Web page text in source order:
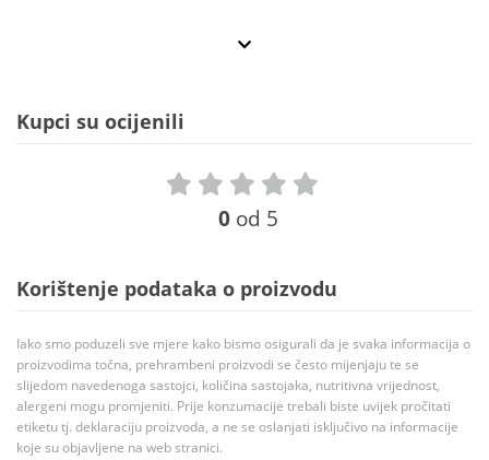
Kupci su ocijenili
0 od 5
Korištenje podataka o proizvodu
Iako smo poduzeli sve mjere kako bismo osigurali da je svaka informacija o
proizvodima točna, prehrambeni proizvodi se često mijenjaju te se
slijedom navedenoga sastojci, količina sastojaka, nutritivna vrijednost,
alergeni mogu promjeniti. Prije konzumacije trebali biste uvijek pročitati
etiketu tj. deklaraciju proizvoda, a ne se oslanjati isključivo na informacije
koje su objavljene na web stranici.